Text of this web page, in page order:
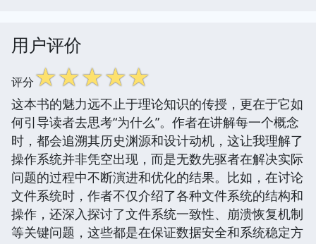
用户评价
评分☆☆☆☆☆
这本书的魅力远不止于理论知识的传授，更在于它如
何引导读者去思考“为什么”。作者在讲解每一个概念
时，都会追溯其历史渊源和设计动机，这让我理解了
操作系统并非凭空出现，而是无数先驱者在解决实际
问题的过程中不断演进和优化的结果。比如，在讨论
文件系统时，作者不仅介绍了各种文件系统的结构和
操作，还深入探讨了文件系统一致性、崩溃恢复机制
等关键问题，这些都是在保证数据安全和系统稳定方